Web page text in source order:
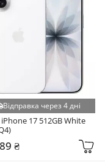
Відправка через 4 дні
17 512GB White
₴